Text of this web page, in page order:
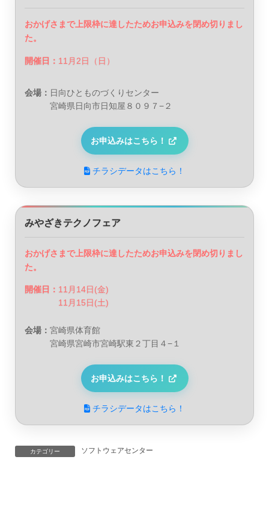
おかげさまで上限枠に達したためお申込みを閉め切りまし
た。
開催日： 11月2日（日）
会場： 日向ひとものづくりセンター
宮崎県日向市日知屋８０９７−２
お申込みはこちら！
チラシデータはこちら！
みやざきテクノフェア
おかげさまで上限枠に達したためお申込みを閉め切りまし
た。
開催日： 11月14日(金)
11月15日(土)
会場： 宮崎県体育館
宮崎県宮崎市宮崎駅東２丁目４−１
お申込みはこちら！
チラシデータはこちら！
カテゴリー ソフトウェアセンター